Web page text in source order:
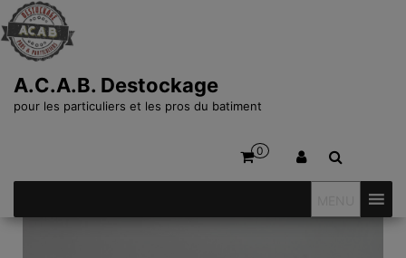
A.C.A.B. Destockage
pour les particuliers et les pros du batiment
0